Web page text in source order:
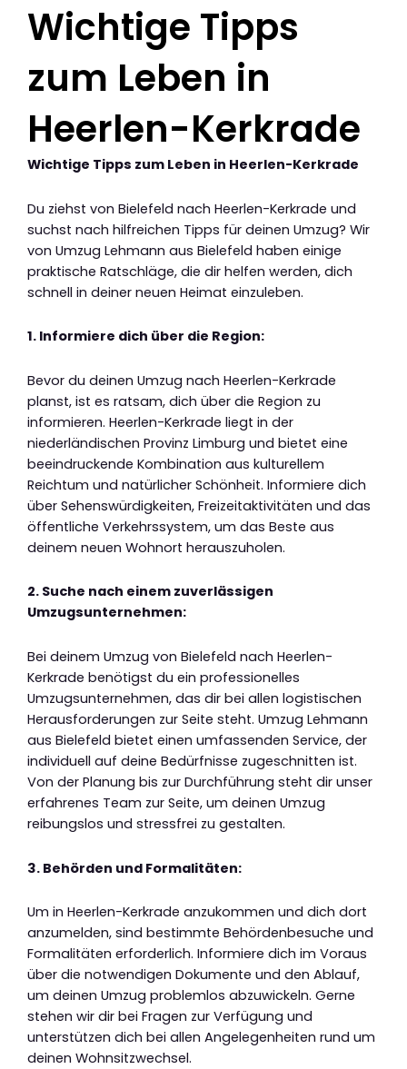
Wichtige Tipps
zum Leben in
Heerlen-Kerkrade
Wichtige Tipps zum Leben in Heerlen-Kerkrade
Du ziehst von Bielefeld nach Heerlen-Kerkrade und
suchst nach hilfreichen Tipps für deinen Umzug? Wir
von Umzug Lehmann aus Bielefeld haben einige
praktische Ratschläge, die dir helfen werden, dich
schnell in deiner neuen Heimat einzuleben.
1. Informiere dich über die Region:
Bevor du deinen Umzug nach Heerlen-Kerkrade
planst, ist es ratsam, dich über die Region zu
informieren. Heerlen-Kerkrade liegt in der
niederländischen Provinz Limburg und bietet eine
beeindruckende Kombination aus kulturellem
Reichtum und natürlicher Schönheit. Informiere dich
über Sehenswürdigkeiten, Freizeitaktivitäten und das
öffentliche Verkehrssystem, um das Beste aus
deinem neuen Wohnort herauszuholen.
2. Suche nach einem zuverlässigen
Umzugsunternehmen:
Bei deinem Umzug von Bielefeld nach Heerlen-
Kerkrade benötigst du ein professionelles
Umzugsunternehmen, das dir bei allen logistischen
Herausforderungen zur Seite steht. Umzug Lehmann
aus Bielefeld bietet einen umfassenden Service, der
individuell auf deine Bedürfnisse zugeschnitten ist.
Von der Planung bis zur Durchführung steht dir unser
erfahrenes Team zur Seite, um deinen Umzug
reibungslos und stressfrei zu gestalten.
3. Behörden und Formalitäten:
Um in Heerlen-Kerkrade anzukommen und dich dort
anzumelden, sind bestimmte Behördenbesuche und
Formalitäten erforderlich. Informiere dich im Voraus
über die notwendigen Dokumente und den Ablauf,
um deinen Umzug problemlos abzuwickeln. Gerne
stehen wir dir bei Fragen zur Verfügung und
unterstützen dich bei allen Angelegenheiten rund um
deinen Wohnsitzwechsel.